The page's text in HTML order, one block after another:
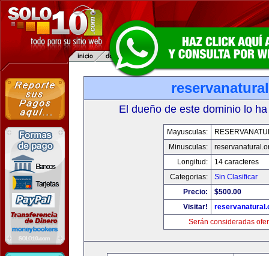
El dueño de este dominio lo
Mayusculas:
Minusculas:
Longitud:
14 caracteres
Categorias:
Sin Clasificar
Precio:
$500.00
Visitar!
Serán consideradas